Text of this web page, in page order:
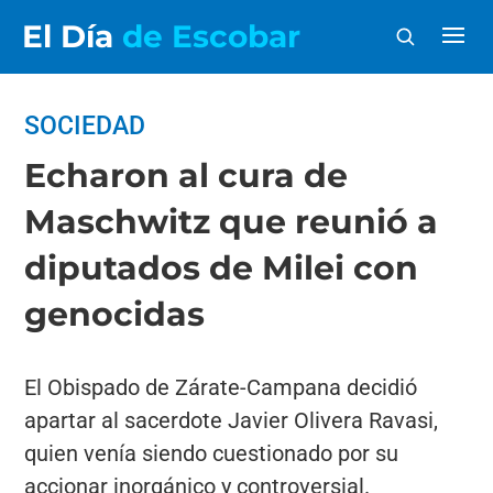
El Día de Escobar
SOCIEDAD
Echaron al cura de
Maschwitz que reunió a
diputados de Milei con
genocidas
El Obispado de Zárate-Campana decidió
apartar al sacerdote Javier Olivera Ravasi,
quien venía siendo cuestionado por su
accionar inorgánico y controversial.